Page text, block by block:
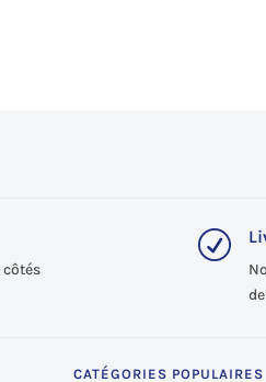
côtés
R
CATÉGORIES POPULAIRES